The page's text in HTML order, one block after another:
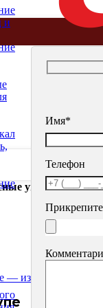
и
Имя*
Телефон
угловые